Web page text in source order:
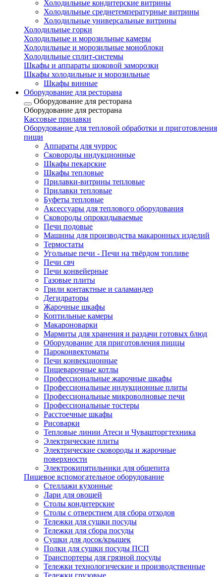
Холодильные кондитерские витрины
Холодильные среднетемпературные витрины
Холодильные универсальные витрины
Холодильные горки
Холодильные и морозильные камеры
Холодильные и морозильные моноблоки
Холодильные сплит-системы
Шкафы и аппараты шоковой заморозки
Шкафы холодильные и морозильные
Шкафы винные
Оборудование для ресторана
Оборудование для ресторана
Оборудование для ресторана
Кассовые прилавки
Оборудование для тепловой обработки и приготовления
пищи
Аппараты для чуррос
Сковороды индукционные
Шкафы пекарские
Шкафы тепловые
Прилавки-витрины тепловые
Прилавки тепловые
Буфеты тепловые
Аксессуары для теплового оборудования
Сковороды опрокидываемые
Печи подовые
Машины для производства макаронных изделий
Термостаты
Угольные печи - Печи на твёрдом топливе
Печи свч
Печи конвейерные
Газовые плиты
Грили контактные и саламандер
Дегидраторы
Жарочные шкафы
Коптильные камеры
Макароноварки
Мармиты для хранения и раздачи готовых блюд
Оборудование для приготовления пиццы
Пароконвектоматы
Печи конвекционные
Пищеварочные котлы
Профессиональные жарочные шкафы
Профессиональные индукционные плиты
Профессиональные микроволновые печи
Профессиональные тостеры
Расстоечные шкафы
Рисоварки
Тепловые линии Атеси и Чувашторгтехника
Электрические плиты
Электрические сковороды и жарочные
поверхности
Электрокипятильники для общепита
Пищевое вспомогательное оборудование
Стеллажи кухонные
Лари для овощей
Столы кондитерские
Столы с отверстием для сбора отходов
Тележки для сушки посуды
Тележки для сбора посуды
Сушки для досок/крышек
Полки для сушки посуды ПСП
Транспортеры для грязной посуды
Тележки технологические и производственные
Тележки грузовые